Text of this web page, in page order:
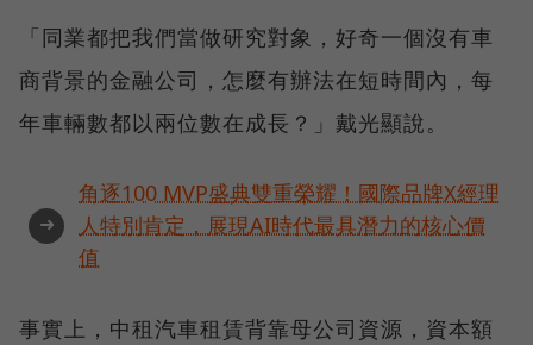
「同業都把我們當做研究對象，好奇一個沒有車
商背景的金融公司，怎麼有辦法在短時間內，每
年車輛數都以兩位數在成長？」戴光顯說。
➜
角逐100 MVP盛典雙重榮耀！國際品牌X經理
人特別肯定，展現AI時代最具潛力的核心價
值
事實上，中租汽車租賃背靠母公司資源，資本額